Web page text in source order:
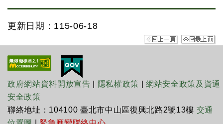
更新日期：115-06-18
政府網站資料開放宣告 隱私權政策 |網站安全政策及資通
安全政策
聯絡地址：104100 臺北市中山區復興北路2號13樓 交通